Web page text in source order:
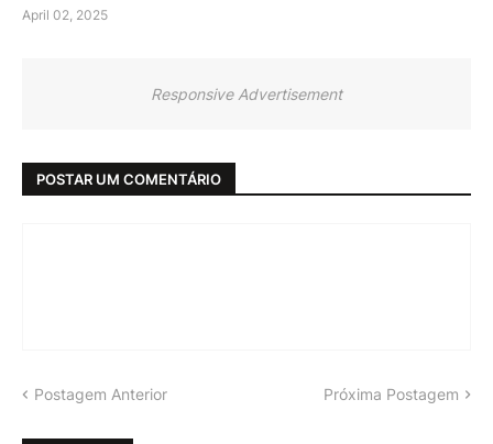
April 02, 2025
Responsive Advertisement
POSTAR UM COMENTÁRIO
Postagem Anterior Próxima Postagem